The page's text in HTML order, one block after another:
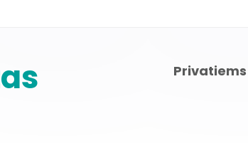
Privatiems